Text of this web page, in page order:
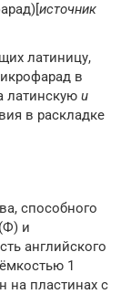
источник
латиницу,
в
латинскую u
в раскладке
способного
и
английского
1
на пластинах с